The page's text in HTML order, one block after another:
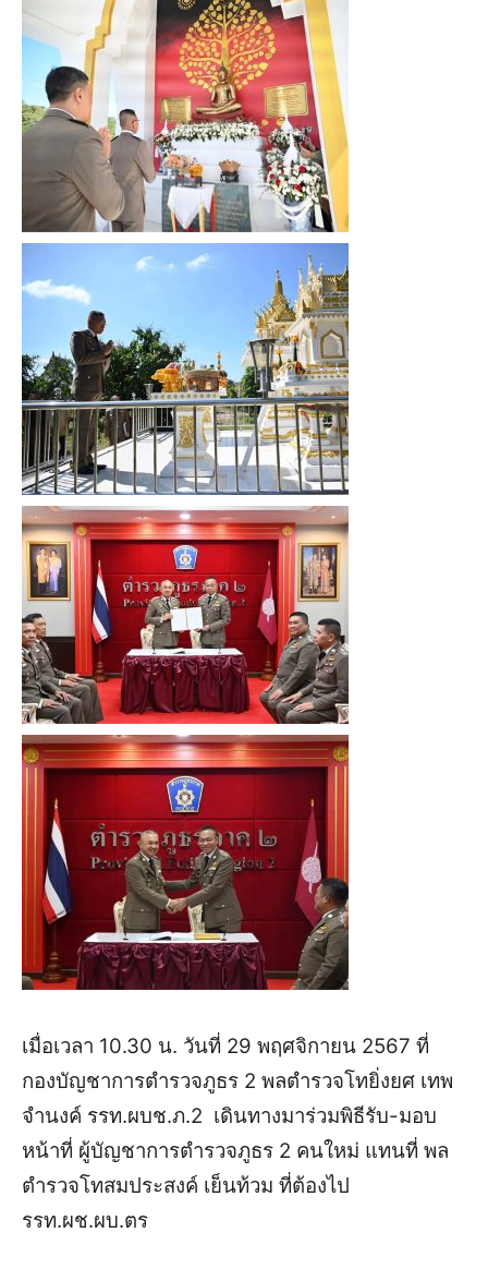
เมื่อเวลา 10.30 น. วันที่ 29 พฤศจิกายน 2567 ที่
กองบัญชาการตำรวจภูธร 2 พลตำรวจโทยิ่งยศ เทพ
จำนงค์ รรท.ผบช.ภ.2 เดินทางมาร่วมพิธีรับ-มอบ
หน้าที่ ผู้บัญชาการตำรวจภูธร 2 คนใหม่ แทนที่ พล
ตำรวจโทสมประสงค์ เย็นท้วม ที่ต้องไป
รรท.ผช.ผบ.ตร